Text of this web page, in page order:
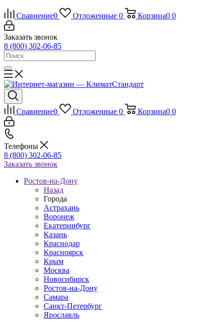
Сравнение0 Отложенные 0 Корзина0 0
Заказать звонок
8 (800) 302-06-85
Сравнение0 Отложенные 0 Корзина0 0
Телефоны
8 (800) 302-06-85
Заказать звонок
Ростов-на-Дону
Назад
Города
Астрахань
Воронеж
Екатеринбург
Казань
Краснодар
Красноярск
Крым
Москва
Новосибирск
Ростов-на-Дону
Самара
Санкт-Петербург
Ярославль